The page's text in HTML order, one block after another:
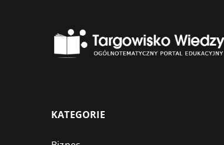
KATEGORIE